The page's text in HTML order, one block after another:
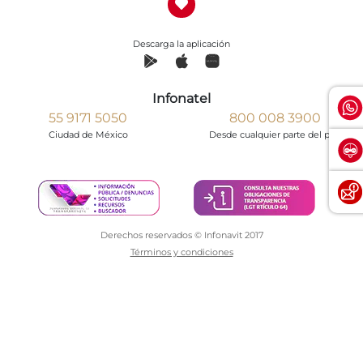
Descarga la aplicación
Infonatel
55 9171 5050
Ciudad de México
800 008 3900
Desde cualquier parte del país
Derechos reservados © Infonavit 2017
Términos y condiciones